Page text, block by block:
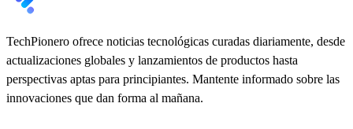
TechPionero ofrece noticias tecnológicas curadas diariamente, desde
actualizaciones globales y lanzamientos de productos hasta
perspectivas aptas para principiantes. Mantente informado sobre las
innovaciones que dan forma al mañana.